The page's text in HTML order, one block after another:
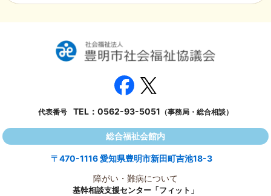
代表番号 TEL： 0562-93-5051 （事務局・総合相談）
総合福祉会館内
〒470-1116 愛知県豊明市新田町吉池18-3
障がい・難病について
基幹相談支援センター「フィット」